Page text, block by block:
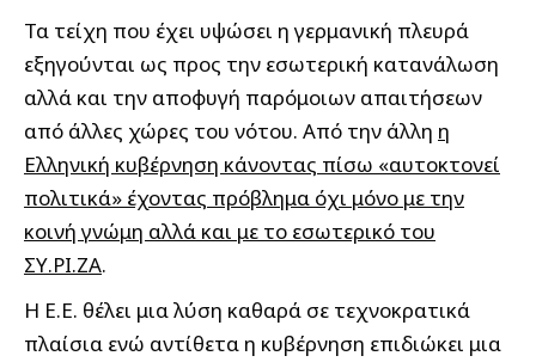
Τα τείχη που έχει υψώσει η γερμανική πλευρά
εξηγούνται ως προς την εσωτερική κατανάλωση
αλλά και την αποφυγή παρόμοιων απαιτήσεων
από άλλες χώρες του νότου. Από την άλλη η
Ελληνική κυβέρνηση κάνοντας πίσω «αυτοκτονεί
πολιτικά» έχοντας πρόβλημα όχι μόνο με την
κοινή γνώμη αλλά και με το εσωτερικό του
ΣΥ.ΡΙ.ΖΑ.
Η Ε.Ε. θέλει μια λύση καθαρά σε τεχνοκρατικά
πλαίσια ενώ αντίθετα η κυβέρνηση επιδιώκει μια